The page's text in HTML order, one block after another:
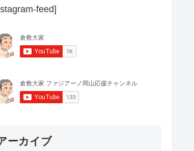
feed]
ーカイブ